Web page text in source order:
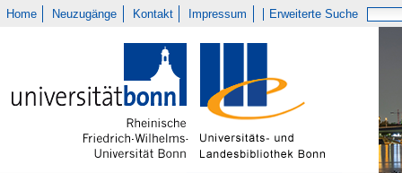
Home Neuzugänge Kontakt Impressum Erweiterte Suche